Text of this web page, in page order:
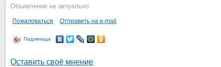
Объявление не актуально
Пожаловаться Отправить на e-mail
Падзяліцца
Оставить своё мнение